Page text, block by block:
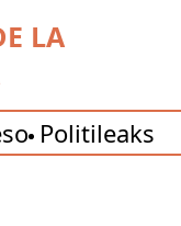
LA
Politileaks